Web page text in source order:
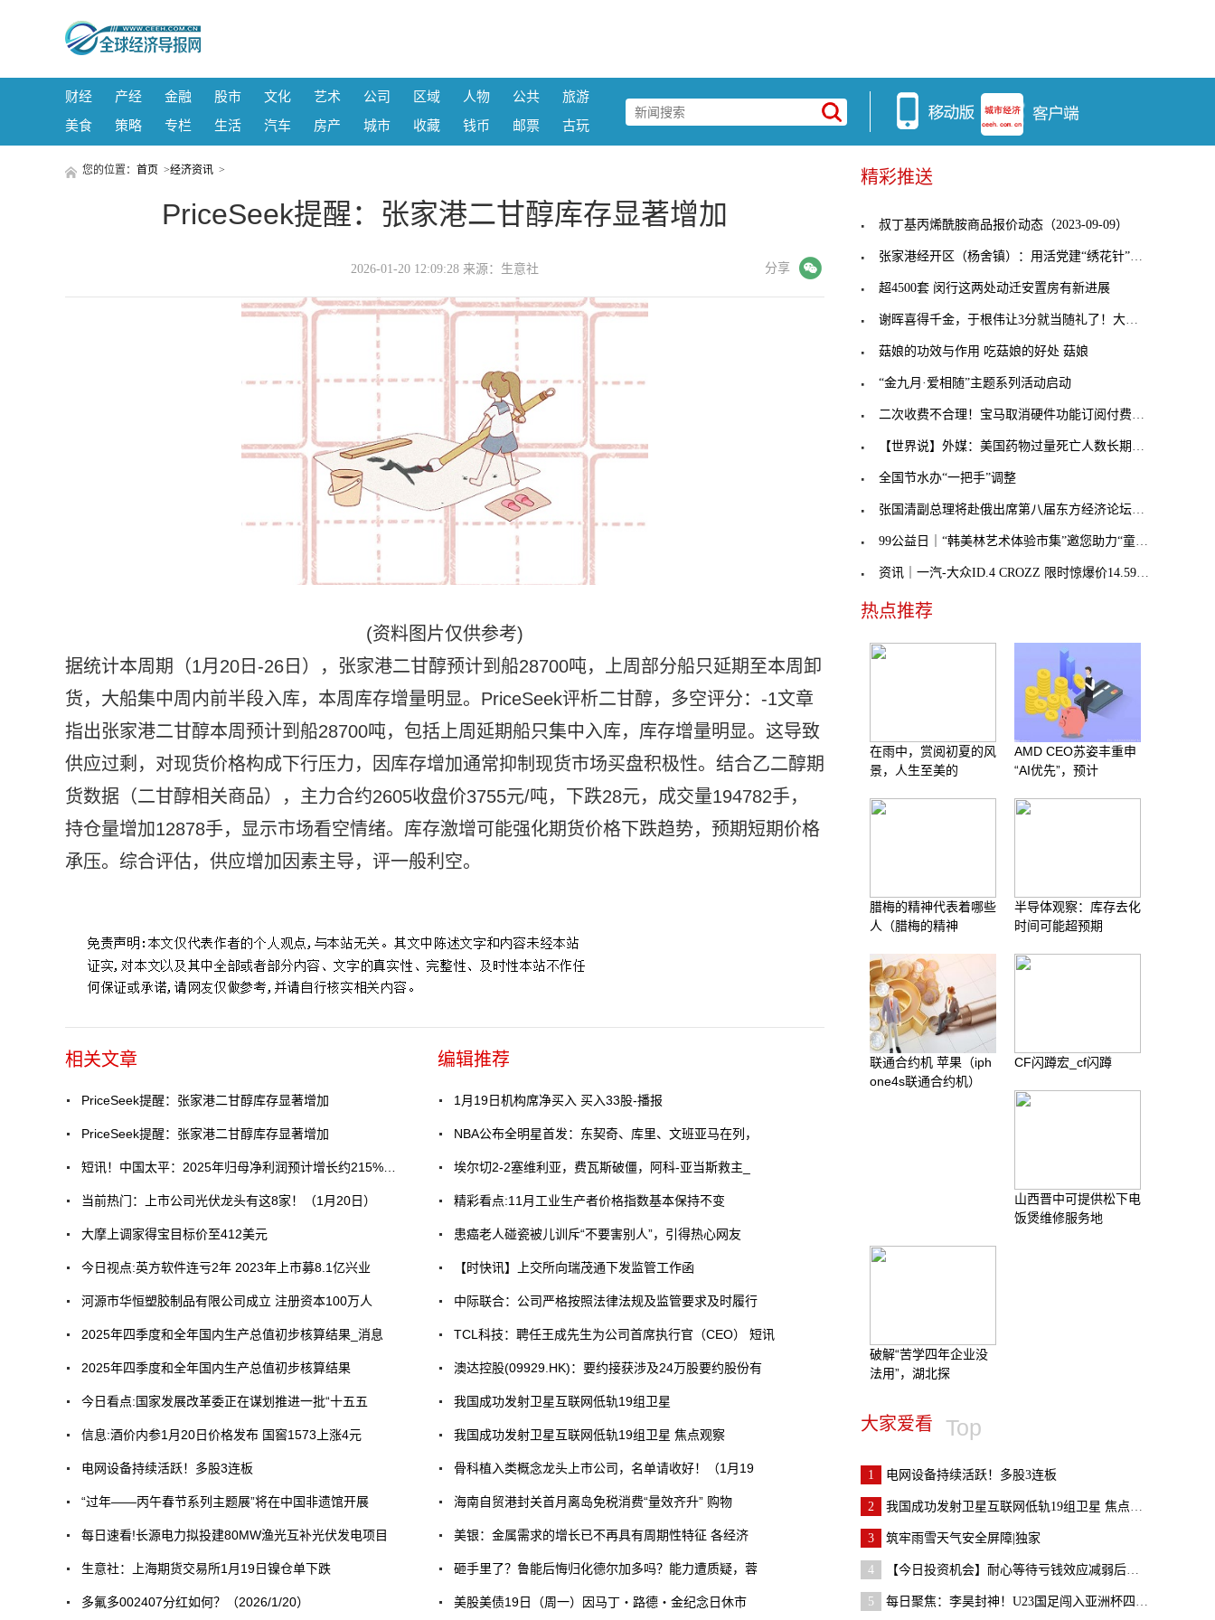
财经 产经 金融 股市 文化 艺术 公司 区域 人物 公共
旅游
美食
策略 专栏 生活 汽车 房产 城市 收藏 钱币 邮票 古玩
您的位置： 首页 >经济资讯 >
PriceSeek提醒：张家港二甘醇库存显著增加
2026-01-20 12:09:28 来源：生意社 分享
(资料图片仅供参考)
据统计本周期（1月20日-26日），张家港二甘醇预计到船28700吨，上周部分船只延期至本周卸
货，大船集中周内前半段入库，本周库存增量明显。PriceSeek评析二甘醇，多空评分：-1文章
指出张家港二甘醇本周预计到船28700吨，包括上周延期船只集中入库，库存增量明显。这导致
供应过剩，对现货价格构成下行压力，因库存增加通常抑制现货市场买盘积极性。结合乙二醇期
货数据（二甘醇相关商品），主力合约2605收盘价3755元/吨，下跌28元，成交量194782手，
持仓量增加12878手，显示市场看空情绪。库存激增可能强化期货价格下跌趋势，预期短期价格
承压。综合评估，供应增加因素主导，评一般利空。
相关文章
PriceSeek提醒：张家港二甘醇库存显著增加
PriceSeek提醒：张家港二甘醇库存显著增加
当前热门：上市公司光伏龙头有这8家！（1月20日）
大摩上调家得宝目标价至412美元
今日视点:英方软件连亏2年 2023年上市募8.1亿兴业
河源市华恒塑胶制品有限公司成立 注册资本100万人
2025年四季度和全年国内生产总值初步核算结果_消息
2025年四季度和全年国内生产总值初步核算结果
今日看点:国家发展改革委正在谋划推进一批“十五五
信息:酒价内参1月20日价格发布 国窖1573上涨4元
电网设备持续活跃！多股3连板
“过年——丙午春节系列主题展”将在中国非遗馆开展
每日速看!长源电力拟投建80MW渔光互补光伏发电项目
生意社：上海期货交易所1月19日镍仓单下跌
多氟多002407分红如何？（2026/1/20）
编辑推荐
1月19日机构席净买入 买入33股-播报
NBA公布全明星首发：东契奇、库里、文班亚马在列，
埃尔切2-2塞维利亚，费瓦斯破僵，阿科-亚当斯救主_
精彩看点:11月工业生产者价格指数基本保持不变
患癌老人碰瓷被儿训斥“不要害别人”，引得热心网友
【时快讯】上交所向瑞茂通下发监管工作函
中际联合：公司严格按照法律法规及监管要求及时履行
TCL科技：聘任王成先生为公司首席执行官（CEO） 短讯
澳达控股(09929.HK)：要约接获涉及24万股要约股份有
我国成功发射卫星互联网低轨19组卫星
我国成功发射卫星互联网低轨19组卫星 焦点观察
骨科植入类概念龙头上市公司，名单请收好！（1月19
海南自贸港封关首月离岛免税消费“量效齐升” 购物
美银：金属需求的增长已不再具有周期性特征 各经济
砸手里了？鲁能后悔归化德尔加多吗？能力遭质疑，蓉
美股美债19日（周一）因马丁・路德・金纪念日休市
精彩推送
叔丁基丙烯酰胺商品报价动态（2023-09-09）
张家港经开区（杨舍镇）：用活党建“绣花针”，穿起
超4500套 闵行这两处动迁安置房有新进展
谢晖喜得千金，于根伟让3分就当随礼了！大连人客战
菇娘的功效与作用 吃菇娘的好处 菇娘
“金九月·爱相随”主题系列活动启动
二次收费不合理！宝马取消硬件功能订阅付费，奔驰不
【世界说】外媒：美国药物过量死亡人数长期处于历史
全国节水办“一把手”调整
张国清副总理将赴俄出席第八届东方经济论坛，外交部
99公益日｜“韩美林艺术体验市集”邀您助力“童音童
资讯｜一汽-大众ID.4 CROZZ 限时惊爆价14.59万元起
热点推荐
在雨中，赏阅初夏的风
景，人生至美的
AMD CEO苏姿丰重申
“AI优先”，预计
腊梅的精神代表着哪些
人（腊梅的精神
半导体观察：库存去化
时间可能超预期
联通合约机 苹果（iph
one4s联通合约机）
CF闪蹲宏_cf闪蹲
山西晋中可提供松下电
饭煲维修服务地
破解“苦学四年企业没
法用”，湖北探
大家爱看 Top
1 电网设备持续活跃！多股3连板
2 我国成功发射卫星互联网低轨19组卫星 焦点观察
3 筑牢雨雪天气安全屏障|独家
4 【今日投资机会】耐心等待亏钱效应减弱后再参与
5 每日聚焦：李昊封神！U23国足闯入亚洲杯四强创历史